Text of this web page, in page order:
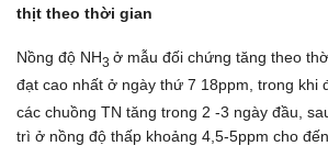
thịt theo thời gian
Nồng độ NH3 ở mẫu đối chứng tăng theo
đạt cao nhất ở ngày thứ 7 18ppm, trong khi
các chuồng TN tăng trong 2 -3 ngày đầu,
trì ở nồng độ thấp khoảng 4,5-5ppm cho